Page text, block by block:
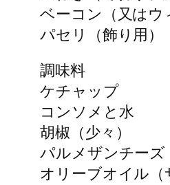
ベーコン（又はウ
パセリ（飾り用）
調味料
ケチャップ
コンソメと水
胡椒（少々）
パルメザンチーズ
オリーブオイル（